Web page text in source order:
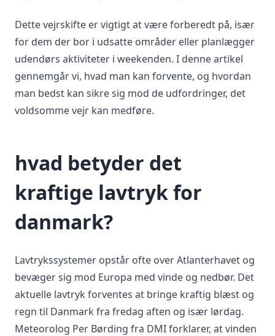
Dette vejrskifte er vigtigt at være forberedt på, især
for dem der bor i udsatte områder eller planlægger
udendørs aktiviteter i weekenden. I denne artikel
gennemgår vi, hvad man kan forvente, og hvordan
man bedst kan sikre sig mod de udfordringer, det
voldsomme vejr kan medføre.
hvad betyder det
kraftige lavtryk for
danmark?
Lavtrykssystemer opstår ofte over Atlanterhavet og
bevæger sig mod Europa med vinde og nedbør. Det
aktuelle lavtryk forventes at bringe kraftig blæst og
regn til Danmark fra fredag aften og især lørdag.
Meteorolog Per Børding fra DMI forklarer, at vinden